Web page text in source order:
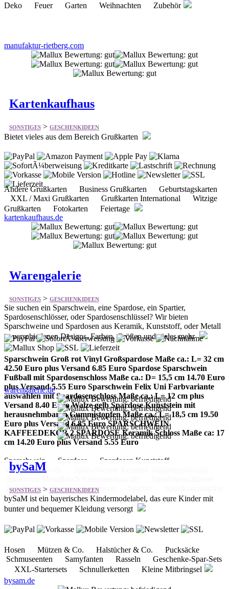
Kartenkaufhaus
SONSTIGES>GESCHENKIDEEN
Bietet vieles aus dem Bereich Grußkarten
Andere Grußkarten Business Grußkarten Geburtstagskarten
XXL / Maxi Grußkarten Grußkarten International Witzige
Grußkarten Fotokarten Feiertage
kartenkaufhaus.de
Warengalerie
SONSTIGES>GESCHENKIDEEN
Sie suchen ein Sparschwein, eine Spardose, ein Spartier,
Sparschweine und Spardosen aus Keramik, Kunststoff, oder Metall
in verschiedenen Designs, Farben, Größen und vieles mehr
Sparschwein Groß rot Vinyl Großspardose Maße ca.: L= 32 cm
42.50 Euro plus Versand 6.85 Euro Spardose Sparschwein
Fußball mit Spardosenschloss Maße ca.: D= 15,5 cm 14.70 Euro
plus Versand 5.55 Euro Sparschwein Felix Uni Farbvariante
auswählen mit Spardosenschloss Maße ca.: L= 12 cm plus
Versand 8.40 Euro Walze gelb Spardose Kunststein mit
herausnehmbaren Gummistopfen Maße ca.: L= 18,5 cm 19.50
Euro plus Versand 6.85 Euro SPARSCHWEIN
KAFFEEDEKOR 2 SPARDOSE Keramik Schloss Maße ca: 17
cm 14.20 Euro plus Versand 5.55 Euro
Sparschwein Spardose Spardosen Kunststoff
Variantenauswahl Sparschweine Keramik Variantenauswahl
Zubehör Spardosen Spardosen Spartier Spardosenstopfen
warengalerie.de
bySaM
SONSTIGES >
bySaM ist ein bayerisches Kindermodelabel, das eure Kinder mit
Hosen Mützen & Co. Halstücher & Co. Pucksäcke
Schmuseenten Samyfanten Rasseln Geschenke-Spar-Sets
bysam.de